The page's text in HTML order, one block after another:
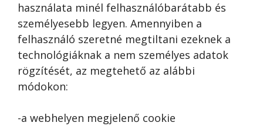
használata minél felhasználóbarátabb és
személyesebb legyen. Amennyiben a
felhasználó szeretné megtiltani ezeknek a
technológiáknak a nem személyes adatok
rögzítését, az megtehető az alábbi
módokon:
-a webhelyen megjelenő cookie